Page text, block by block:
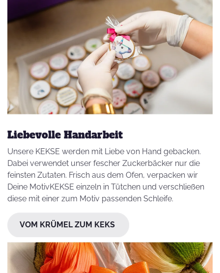
Liebevolle Handarbeit
Unsere KEKSE werden mit Liebe von Hand gebacken.
Dabei verwendet unser fescher Zuckerbäcker nur die
feinsten Zutaten. Frisch aus dem Ofen, verpacken wir
Deine MotivKEKSE einzeln in Tütchen und verschließen
diese mit einer zum Motiv passenden Schleife.
VOM KRÜMEL ZUM KEKS